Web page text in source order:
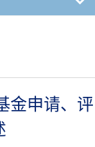
金申请、评